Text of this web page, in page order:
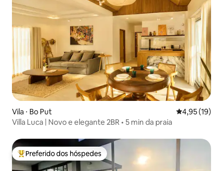
Vila ⋅ Bo Put 4,95 de uma
4,95 (19)
Villa Luca | Novo e elegante 2BR • 5 min da praia
Entre os melhores preferidos dos hóspedes
Preferido dos hóspedes